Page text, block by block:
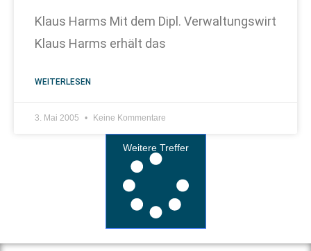
Klaus Harms Mit dem Dipl. Verwaltungswirt
Klaus Harms erhält das
WEITERLESEN
3. Mai 2005 Keine Kommentare
Weitere Treffer